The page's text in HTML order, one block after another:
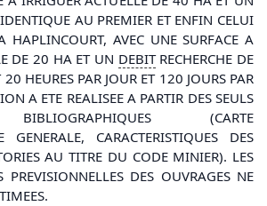
AU PREMIER ET ENFIN CELUI
HAPLINCOURT, AVEC UNE SURFACE A
DE 20 HA ET UN DEBITRECHERCHE DE
HEURES PAR JOUR ET 120 JOURS PAR
A ETE REALISEE A PARTIR DES SEULS
(CARTE
GENERALE, CARACTERISTIQUES DES
AU TITRE DU CODE MINIER). LES
PREVISIONNELLES DES OUVRAGES NE